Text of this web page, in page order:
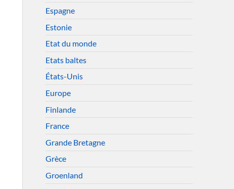
Espagne
Estonie
Etat du monde
Etats baltes
États-Unis
Europe
Finlande
France
Grande Bretagne
Grèce
Groenland